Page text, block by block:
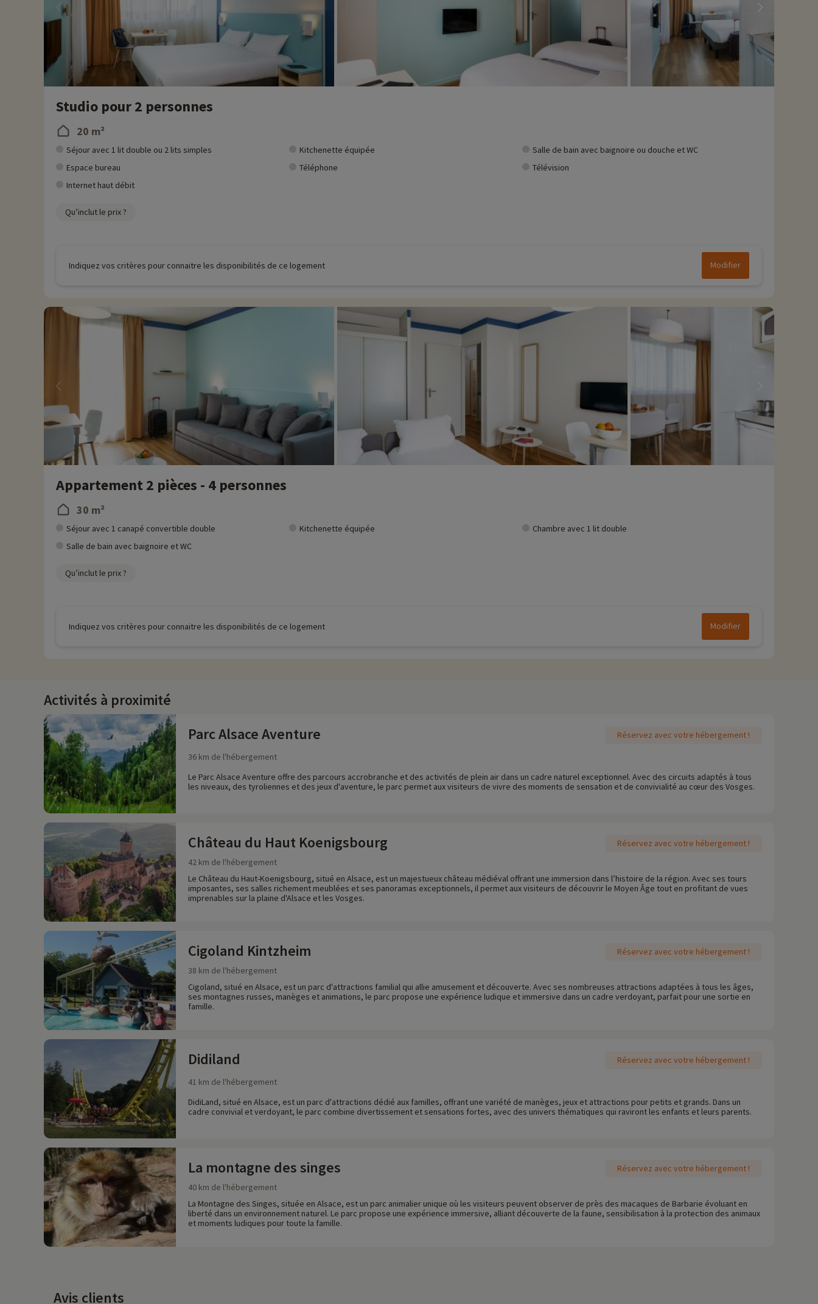
Studio pour 2 personnes
20 m²
Séjour avec 1 lit double ou 2 lits simples Kitchenette équipée
Salle de bain avec baignoire ou douche et WC
Espace bureau
Téléphone
Télévision
Internet haut débit
Qu’inclut le prix ?
Indiquez vos critères pour connaitre les disponibilités de ce logement Modifier
Appartement 2 pièces - 4 personnes
30 m²
Séjour avec 1 canapé convertible double Kitchenette équipée
Chambre avec 1 lit double
Salle de bain avec baignoire et WC
Qu’inclut le prix ?
Indiquez vos critères pour connaitre les disponibilités de ce logement Modifier
Activités à proximité
Parc Alsace Aventure
Réservez avec votre hébergement !
36 km de l'hébergement
Le Parc Alsace Aventure offre des parcours accrobranche et des activités de plein air dans un cadre naturel exceptionnel. Avec des circuits adaptés à tous
les niveaux, des tyroliennes et des jeux d'aventure, le parc permet aux visiteurs de vivre des moments de sensation et de convivialité au cœur des Vosges.
Château du Haut Koenigsbourg
Réservez avec votre hébergement !
42 km de l'hébergement
Le Château du Haut-Koenigsbourg, situé en Alsace, est un majestueux château médiéval offrant une immersion dans l’histoire de la région. Avec ses tours
imposantes, ses salles richement meublées et ses panoramas exceptionnels, il permet aux visiteurs de découvrir le Moyen Âge tout en profitant de vues
imprenables sur la plaine d'Alsace et les Vosges.
Cigoland Kintzheim
Réservez avec votre hébergement !
38 km de l'hébergement
Cigoland, situé en Alsace, est un parc d'attractions familial qui allie amusement et découverte. Avec ses nombreuses attractions adaptées à tous les âges,
ses montagnes russes, manèges et animations, le parc propose une expérience ludique et immersive dans un cadre verdoyant, parfait pour une sortie en
famille.
Didiland Réservez avec votre hébergement !
41 km de l'hébergement
DidiLand, situé en Alsace, est un parc d'attractions dédié aux familles, offrant une variété de manèges, jeux et attractions pour petits et grands. Dans un
cadre convivial et verdoyant, le parc combine divertissement et sensations fortes, avec des univers thématiques qui raviront les enfants et leurs parents.
La montagne des singes
Réservez avec votre hébergement !
40 km de l'hébergement
La Montagne des Singes, située en Alsace, est un parc animalier unique où les visiteurs peuvent observer de près des macaques de Barbarie évoluant en
liberté dans un environnement naturel. Le parc propose une expérience immersive, alliant découverte de la faune, sensibilisation à la protection des animaux
et moments ludiques pour toute la famille.
Avis clients